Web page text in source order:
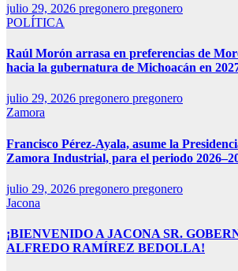
julio 29, 2026 pregonero pregonero
POLÍTICA
Raúl Morón arrasa en preferencias de
hacia la gubernatura de Michoacán en
julio 29, 2026 pregonero pregonero
Zamora
Francisco Pérez-Ayala, asume la
Zamora Industrial, para el periodo
julio 29, 2026 pregonero pregonero
Jacona
¡BIENVENIDO A JACONA SR.
ALFREDO RAMÍREZ BEDOLLA!